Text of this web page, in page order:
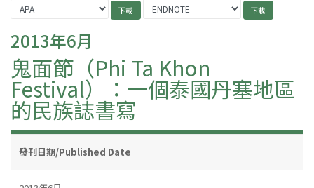
2013年6月
鬼面節（Phi Ta Khon
Festival）：一個泰國丹塞地區
的民族誌書寫
發刊日期/Published Date